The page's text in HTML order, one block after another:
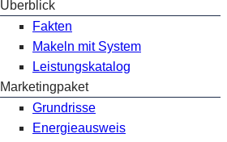
Überblick
Fakten
Makeln mit System
Leistungskatalog
Marketingpaket
Grundrisse
Energieausweis